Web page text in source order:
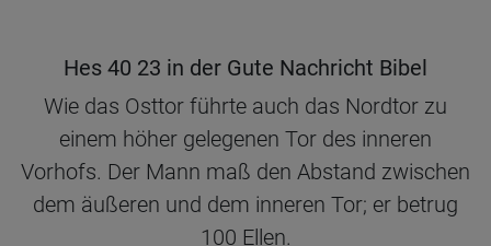
Hes 40 23 in der Gute Nachricht Bibel
Wie das Osttor führte auch das Nordtor zu
einem höher gelegenen Tor des inneren
Vorhofs. Der Mann maß den Abstand zwischen
dem äußeren und dem inneren Tor; er betrug
100 Ellen.